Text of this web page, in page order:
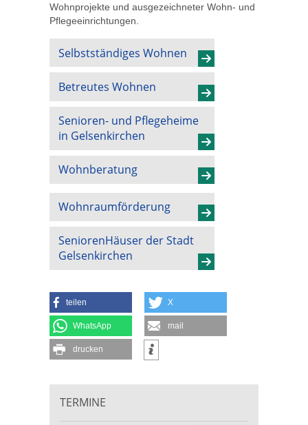
Wohnprojekte und ausgezeichneter Wohn- und
Pflegeeinrichtungen.
Selbstständiges Wohnen
Betreutes Wohnen
Senioren- und Pflegeheime
in Gelsenkirchen
Wohnberatung
Wohnraumförderung
SeniorenHäuser der Stadt
Gelsenkirchen
teilen X
WhatsApp mail
drucken
TERMINE